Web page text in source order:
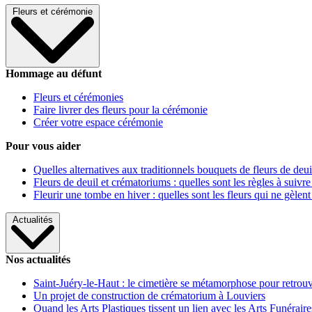
Fleurs et cérémonie
Hommage au défunt
Fleurs et cérémonies
Faire livrer des fleurs pour la cérémonie
Créer votre espace cérémonie
Pour vous aider
Quelles alternatives aux traditionnels bouquets de fleurs de
Fleurs de deuil et crématoriums : quelles sont les règles à
Fleurir une tombe en hiver : quelles sont les fleurs qui ne gèlent
Actualités
Nos actualités
Saint-Juéry-le-Haut : le cimetière se métamorphose pour
Un projet de construction de crématorium à Louviers
Quand les Arts Plastiques tissent un lien avec les Arts